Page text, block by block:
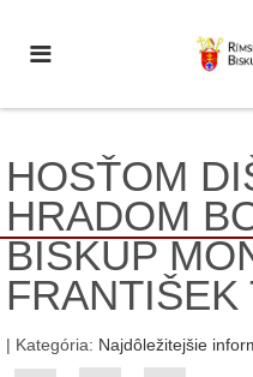
HOSŤOM
HRADOM
BISKUP
| Kategória: Najdôležitejšie